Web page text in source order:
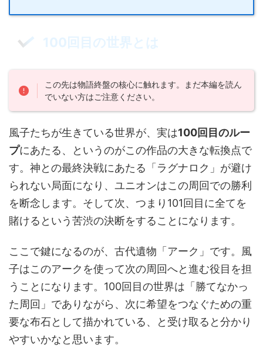
100回目の世界とは
この先は物語終盤の核心に触れます。まだ本編を読ん
でいない方はご注意ください。
風子たちが生きている世界が、実は100回目のルー
プにあたる、というのがこの作品の大きな転換点で
す。神との最終決戦にあたる「ラグナロク」が避け
られない局面になり、ユニオンはこの周回での勝利
を断念します。そして次、つまり101回目に全てを
賭けるという苦渋の決断をすることになります。
ここで鍵になるのが、古代遺物「アーク」です。風
子はこのアークを使って次の周回へと進む役目を担
うことになります。100回目の世界は「勝てなかっ
た周回」でありながら、次に希望をつなぐための重
要な布石として描かれている、と受け取ると分かり
やすいかなと思います。